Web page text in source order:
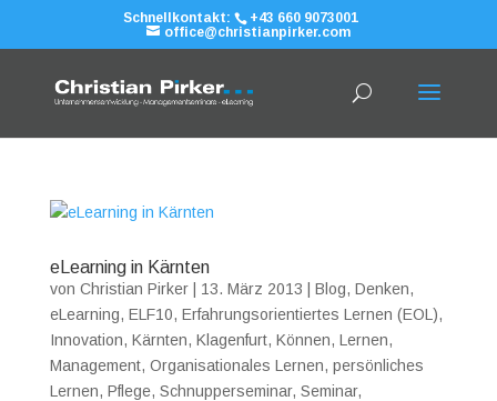
Schnellkontakt:
+43 660 9073001
office@christianpirker.com
eLearning in Kärnten
von Christian Pirker| 13. März 2013 Blog, Denken,
eLearning, ELF10, Erfahrungsorientiertes Lernen (EOL),
Innovation, Kärnten, Klagenfurt, Können, Lernen,
Management, Organisationales Lernen, persönliches
Lernen, Pflege, Schnupperseminar, Seminar,